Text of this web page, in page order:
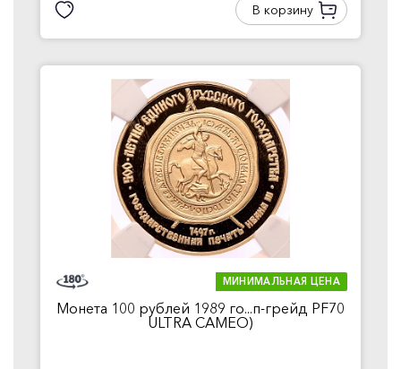
В корзину
МИНИМАЛЬНАЯ ЦЕНА
Монета 100 рублей 1989 го...п-грейд PF70
ULTRA CAMEO)